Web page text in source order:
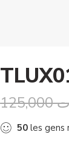
125,000
50 les gens